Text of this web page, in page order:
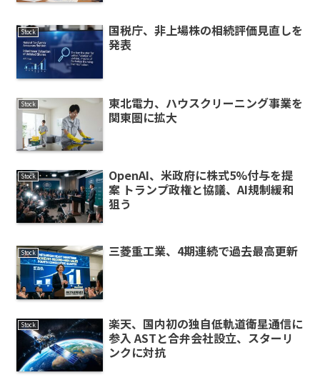
Stock
国税庁、非上場株の相続評価見直しを
発表
Stock
東北電力、ハウスクリーニング事業を
関東圏に拡大
Stock
OpenAI、米政府に株式5%付与を提
案 トランプ政権と協議、AI規制緩和
狙う
Stock 三菱重工業、4期連続で過去最高更新
Stock
楽天、国内初の独自低軌道衛星通信に
参入 ASTと合弁会社設立、スターリ
ンクに対抗